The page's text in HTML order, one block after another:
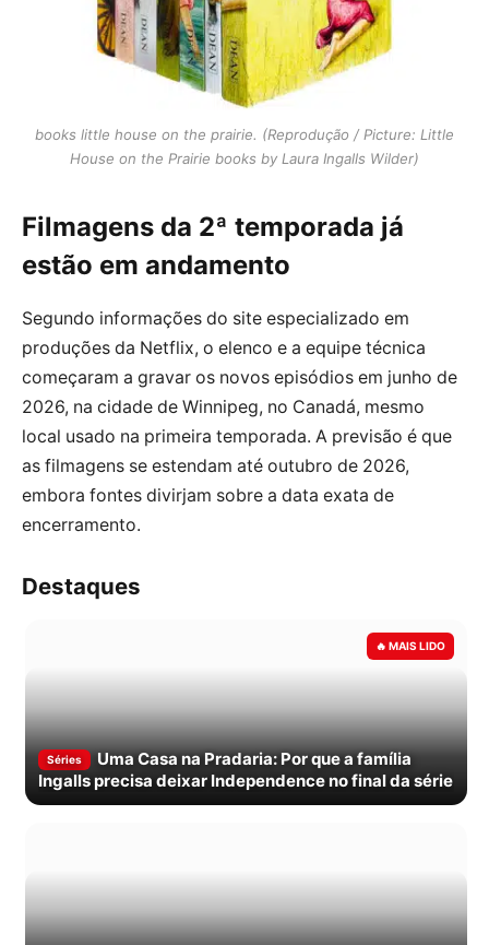
books little house on the prairie. (Reprodução / Picture: Little
House on the Prairie books by Laura Ingalls Wilder)
Filmagens da 2ª temporada já
estão em andamento
Segundo informações do site especializado em
produções da Netflix, o elenco e a equipe técnica
começaram a gravar os novos episódios em junho de
2026, na cidade de Winnipeg, no Canadá, mesmo
local usado na primeira temporada. A previsão é que
as filmagens se estendam até outubro de 2026,
embora fontes divirjam sobre a data exata de
encerramento.
Destaques
Séries
Uma Casa na Pradaria: Por que a família
Ingalls precisa deixar Independence no final da série